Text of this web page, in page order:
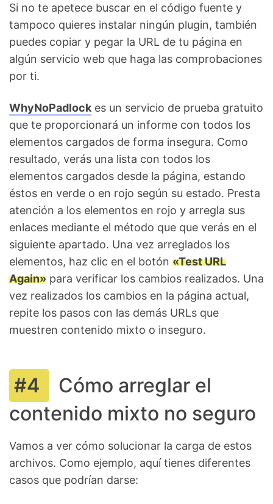
Si no te apetece buscar en el código fuente y
tampoco quieres instalar ningún plugin, también
puedes copiar y pegar la URL de tu página en
algún servicio web que haga las comprobaciones
por ti.
WhyNoPadlock es un servicio de prueba gratuito
que te proporcionará un informe con todos los
elementos cargados de forma insegura. Como
resultado, verás una lista con todos los
elementos cargados desde la página, estando
éstos en verde o en rojo según su estado. Presta
atención a los elementos en rojo y arregla sus
enlaces mediante el método que que verás en el
siguiente apartado. Una vez arreglados los
elementos, haz clic en el botón «Test URL
Again» para verificar los cambios realizados. Una
vez realizados los cambios en la página actual,
repite los pasos con las demás URLs que
muestren contenido mixto o inseguro.
Cómo arreglar el
contenido mixto no seguro
Vamos a ver cómo solucionar la carga de estos
archivos. Como ejemplo, aquí tienes diferentes
casos que podrían darse: